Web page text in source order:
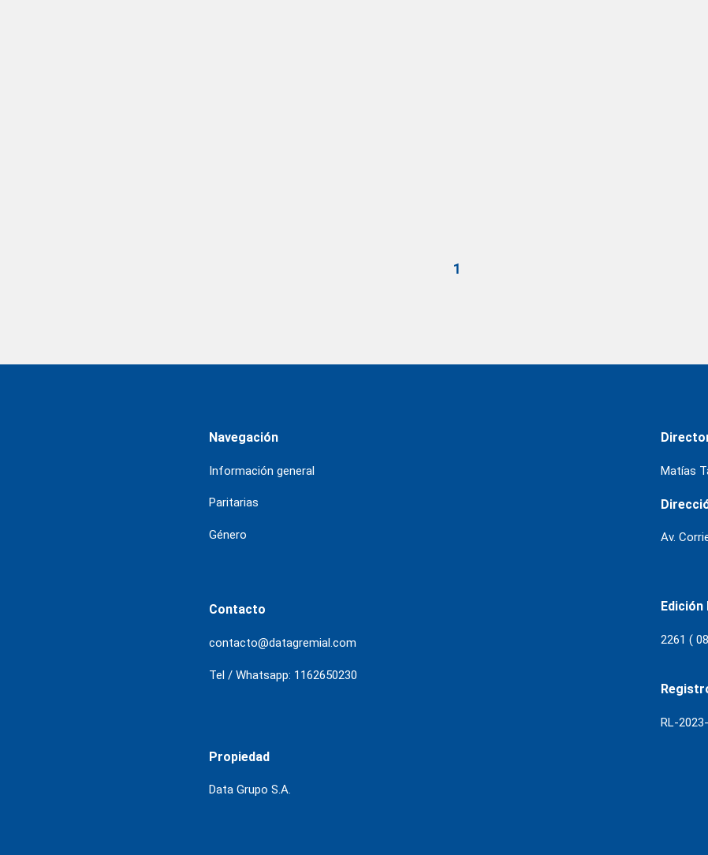
1
Navegación
Información general
Paritarias
Género
Contacto
contacto@datagremial.com
Tel / Whatsapp: 1162650230
Propiedad
Data Grupo S.A.
Matías
Av.
Edición
2261 (
RL-